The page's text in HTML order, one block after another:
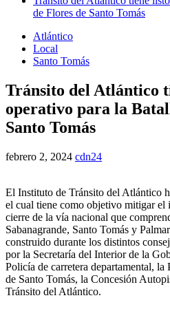
de Flores de Santo Tomás
Atlántico
Local
Santo Tomás
Tránsito del Atlántico
operativo para la
Santo Tomás
febrero 2, 2024 cdn24
El Instituto de Tránsito del Atlántico
el cual tiene como objetivo mitigar el
cierre de la vía nacional que
Sabanagrande, Santo Tomás y
construido durante los distintos
por la Secretaría del Interior de la
Policía de carretera departamental,
de Santo Tomás, la Concesión
Tránsito del Atlántico.